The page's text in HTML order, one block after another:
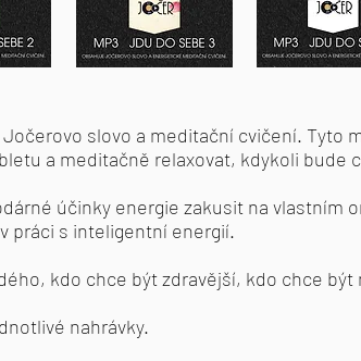
slovo a meditační cvičení. Tyto
a meditačně relaxovat, kdykoli bude
účinky energie zakusit na vlastním
práci s inteligentní energií.
kdo chce být zdravější, kdo chce být
nahrávky.